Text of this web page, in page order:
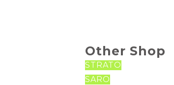
Other Shop
STRATO
SARO